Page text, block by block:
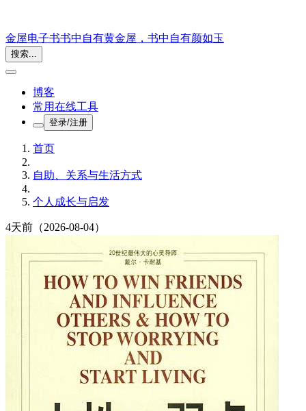
金屋电子书书中自有黄金屋，书中自有颜如玉
搜索...
博客
常用在线工具
登录/注册
首页
自助、关系与生活方式
个人成长与启发
4天前 （2026-08-04）